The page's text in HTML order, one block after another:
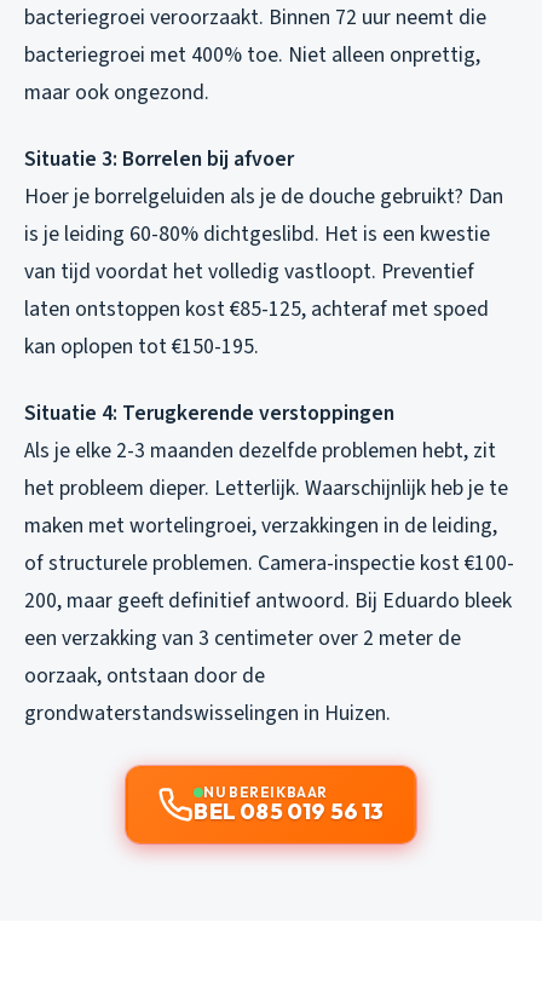
bacteriegroei veroorzaakt. Binnen 72 uur neemt die
bacteriegroei met 400% toe. Niet alleen onprettig,
maar ook ongezond.
Situatie 3: Borrelen bij afvoer
Hoer je borrelgeluiden als je de douche gebruikt? Dan
is je leiding 60-80% dichtgeslibd. Het is een kwestie
van tijd voordat het volledig vastloopt. Preventief
laten ontstoppen kost €85-125, achteraf met spoed
kan oplopen tot €150-195.
Situatie 4: Terugkerende verstoppingen
Als je elke 2-3 maanden dezelfde problemen hebt, zit
het probleem dieper. Letterlijk. Waarschijnlijk heb je te
maken met wortelingroei, verzakkingen in de leiding,
of structurele problemen. Camera-inspectie kost €100-
200, maar geeft definitief antwoord. Bij Eduardo bleek
een verzakking van 3 centimeter over 2 meter de
oorzaak, ontstaan door de
grondwaterstandswisselingen in Huizen.
NU BEREIKBAAR
BEL 085 019 56 13